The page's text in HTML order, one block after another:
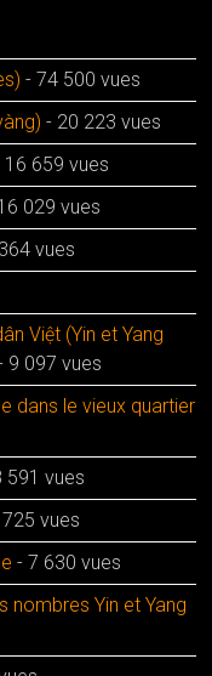
- 74 500 vues
- 20 223 vues
16 659 vues
029 vues
vues
Việt (Yin et Yang
9 097 vues
dans le vieux quartier
591 vues
vues
- 7 630 vues
nombres Yin et Yang